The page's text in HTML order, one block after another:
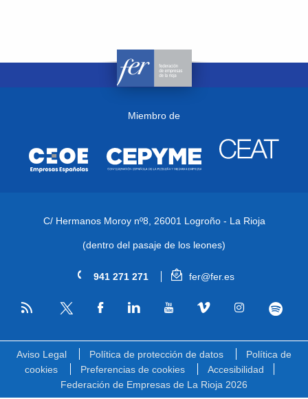
Miembro de
C/ Hermanos Moroy nº8, 26001 Logroño - La Rioja
(dentro del pasaje de los leones)
941 271 271 fer@fer.es
RSS
Aviso Legal Política de protección de datos
Política de
cookies
Preferencias de cookies
Accesibilidad
Federación de Empresas de La Rioja 2026